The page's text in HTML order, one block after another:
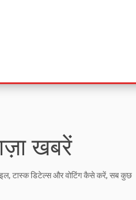
खबरें
टास्क डिटेल्स और वोटिंग कैसे करें, सब कुछ